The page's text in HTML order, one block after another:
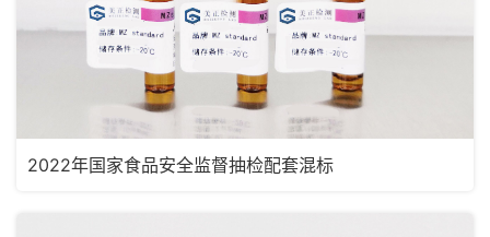
2022年国家食品安全监督抽检配套混标